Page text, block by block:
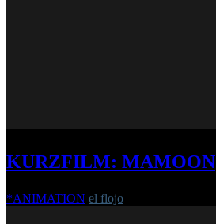
KURZFILM: MAMOON
*ANIMATION el flojo